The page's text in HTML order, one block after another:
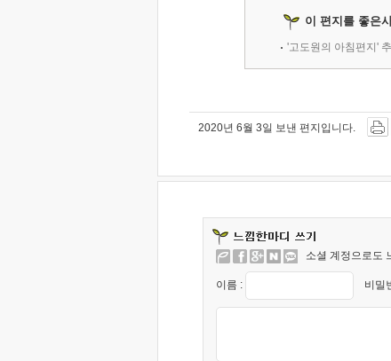
이 편지를 좋은
'고도원의 아침편지'
2020년 6월 3일 보낸 편지입니다.
소셜 계정으로도
이름 : 비밀